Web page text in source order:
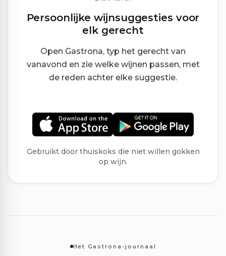
Persoonlijke wijnsuggesties voor
elk gerecht
Open Gastrona, typ het gerecht van
vanavond en zie welke wijnen passen, met
de reden achter elke suggestie.
Gebruikt door thuiskoks die niet willen gokken
op wijn.
Het Gastrona-journaal